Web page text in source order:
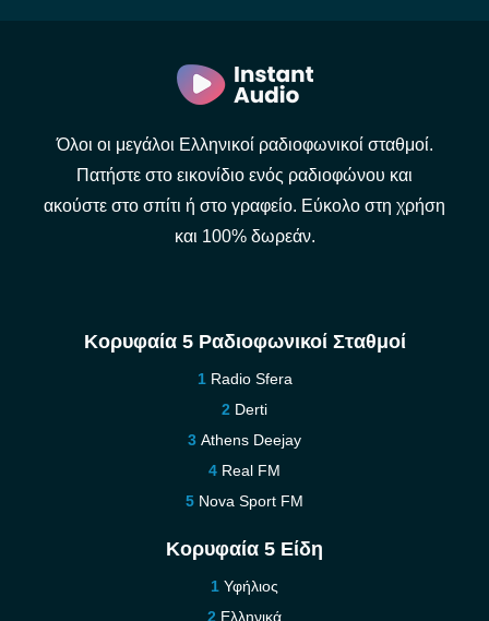
Όλοι οι μεγάλοι Ελληνικοί ραδιοφωνικοί σταθμοί.
Πατήστε στο εικονίδιο ενός ραδιοφώνου και
ακούστε στο σπίτι ή στο γραφείο. Εύκολο στη χρήση
και 100% δωρεάν.
Κορυφαία 5 Ραδιοφωνικοί Σταθμοί
Radio Sfera
Derti
Athens Deejay
Real FM
Nova Sport FM
Κορυφαία 5 Είδη
Υφήλιος
Ελληνικά